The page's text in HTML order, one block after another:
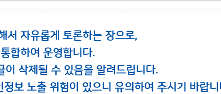
서 자유롭게 토론하는 장으로,
합하여 운영합니다.
삭제될 수 있음을 알려드립니다.
보 노출 위험이 있으니 유의하여 주시기 바랍니